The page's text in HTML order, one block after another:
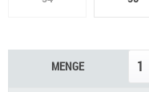
MENGE